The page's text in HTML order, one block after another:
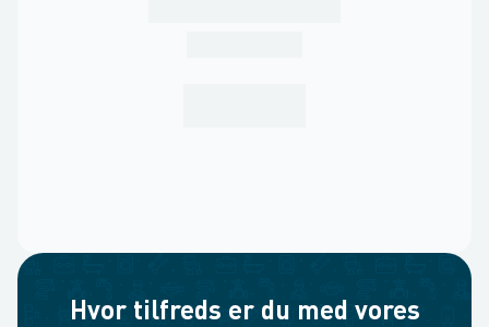
Hvor tilfreds er du med vores